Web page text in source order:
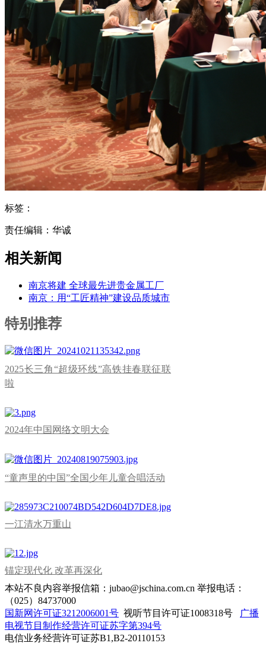
标签：
责任编辑：华诚
相关新闻
南京将建 全球最先进贵金属工厂
南京：用“工匠精神”建设品质城市
特别推荐
2025长三角“超级环线”高铁挂春联征联
啦
2024年中国网络文明大会
“童声里的中国”全国少年儿童合唱活动
一江清水万重山
锚定现代化 改革再深化
本站不良内容举报信箱：jubao@jschina.com.cn 举报电话：
（025）84737000
国新网许可证3212006001号 视听节目许可证1008318号
广播
电视节目制作经营许可证苏字第394号
电信业务经营许可证苏B1,B2-20110153